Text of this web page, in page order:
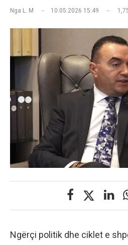
Nga L. M 10.05.2026 15:49
Ngërçi politik dhe ciklet e